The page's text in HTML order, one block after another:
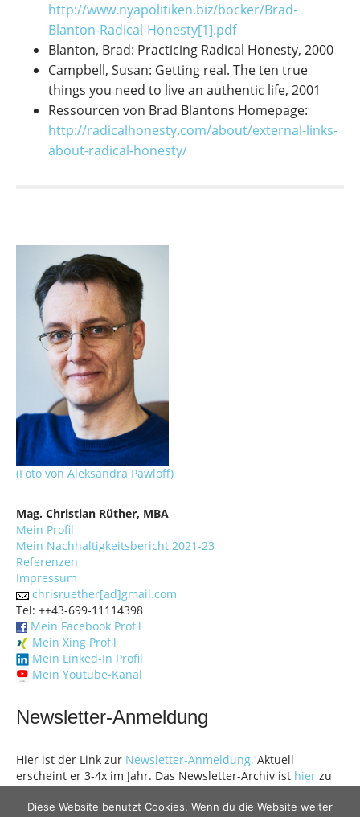
http://www.nyapolitiken.biz/bocker/Brad-
Blanton-Radical-Honesty[1].pdf
Blanton, Brad: Practicing Radical Honesty, 2000
Campbell, Susan: Getting real. The ten true
things you need to live an authentic life, 2001
Ressourcen von Brad Blantons Homepage:
http://radicalhonesty.com/about/external-links-
about-radical-honesty/
(Foto von Aleksandra Pawloff)
Mag. Christian Rüther, MBA
Mein Profil
Mein Nachhaltigkeitsbericht 2021-23
Referenzen
Impressum
chrisruether[ad]gmail.com
Tel: ++43-699-11114398
Mein Facebook Profil
Mein Xing Profil
Mein Linked-In Profil
Mein Youtube-Kanal
Newsletter-Anmeldung
Hier ist der Link zur Newsletter-Anmeldung. Aktuell
erscheint er 3-4x im Jahr. Das Newsletter-Archiv ist hier zu
Diese Website benutzt Cookies. Wenn du die Website weiter